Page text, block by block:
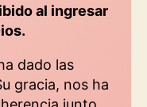
al ingresar
dado las
gracia, nos ha